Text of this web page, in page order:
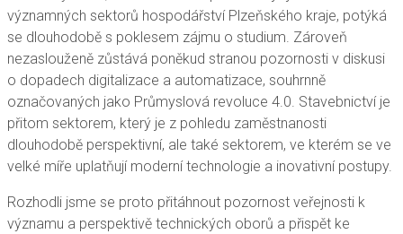
významných sektorů hospodářství Plzeňského kraje, potýká
se dlouhodobě s poklesem zájmu o studium. Zároveň
nezaslouženě zůstává poněkud stranou pozornosti v diskusi
o dopadech digitalizace a automatizace, souhrnně
označovaných jako Průmyslová revoluce 4.0. Stavebnictví je
přitom sektorem, který je z pohledu zaměstnanosti
dlouhodobě perspektivní, ale také sektorem, ve kterém se ve
velké míře uplatňují moderní technologie a inovativní postupy.
Rozhodli jsme se proto přitáhnout pozornost veřejnosti k
významu a perspektivě technických oborů a přispět ke